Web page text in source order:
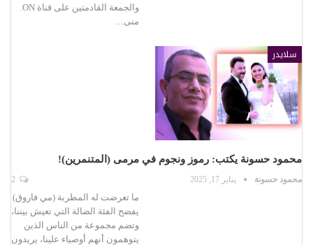
والجمعة القادمتين على قناة ON.
منى…
سلايدر
محمود حسونة يكتب: رموز ونجوم في مرمى (المتنمرين)!
محمود حسونة يناير 17, 2025
ما تعرضت له المطربة (مي فاروق)
يفضح الفئة الضالة التي تعيش بيننا،
وتضم مجموعة من الناس الذين
يتوهمون أنهم أوصياء علينا، يريدون